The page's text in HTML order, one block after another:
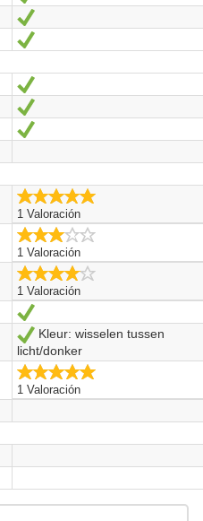
Sí
Sí
Sí
1 Valoración
1 Valoración
1 Valoración
Sí
Sí
Kleur: wisselen tussen
licht/donker
1 Valoración